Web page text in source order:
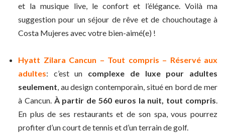
et la musique live, le confort et l’élégance. Voilà ma
suggestion pour un séjour de rêve et de chouchoutage à
Costa Mujeres avec votre bien-aimé(e) !
Hyatt Zilara Cancun – Tout compris – Réservé aux
adultes: c’est un complexe de luxe pour adultes
seulement, au design contemporain, situé en bord de mer
à Cancun.À partir de 560 euros la nuit, tout compris.
En plus de ses restaurants et de son spa, vous pourrez
profiter d’un court de tennis et d’un terrain de golf.